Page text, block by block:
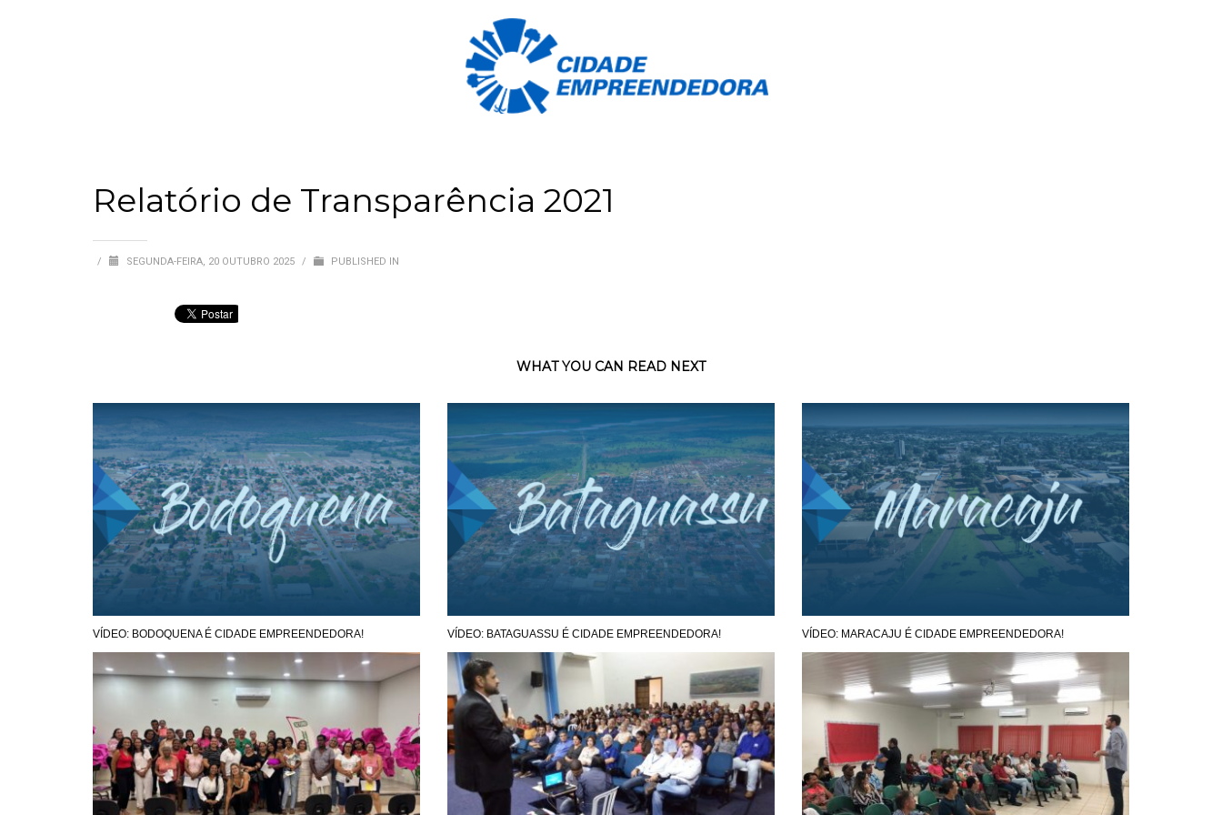
Relatório de Transparência 2021
/ SEGUNDA-FEIRA, 20 OUTUBRO 2025 / PUBLISHED IN
WHAT YOU CAN READ NEXT
VÍDEO: BODOQUENA É CIDADE EMPREENDEDORA! VÍDEO: BATAGUASSU É CIDADE EMPREENDEDORA! VÍDEO: MARACAJU É CIDADE EMPREENDEDORA!